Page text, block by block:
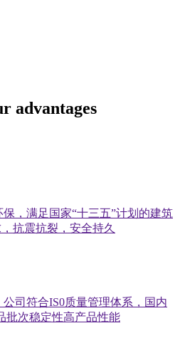
advantages
，满足国家“十三五”计划的建筑
抗震抗裂，安全持久
司符合IS0质量管理体系，国内
批次稳定性高产品性能